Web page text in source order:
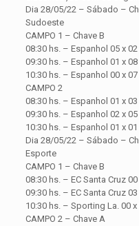
Dia 28/05/22 – Sábado –
Sudoeste
CAMPO 1 – Chave B
08:30 hs. – Espanhol 05 x
09:30 hs. – Espanhol 01 x
10:30 hs. – Espanhol 00 x
CAMPO 2
08:30 hs. – Espanhol 01 x
09:30 hs. – Espanhol 02 x
10:30 hs. – Espanhol 01 x
Dia 28/05/22 – Sábado –
Esporte
CAMPO 1 – Chave B
08:30 hs. – EC Santa Cruz
09:30 hs. – EC Santa Cruz
10:30 hs. – Sporting La. 00
CAMPO 2 – Chave A